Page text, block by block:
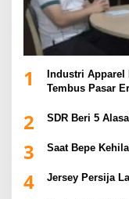
1
Industri
Tembus Pasar
2 SDR Beri 5
3 Saat Bepe
4 Jersey Persija